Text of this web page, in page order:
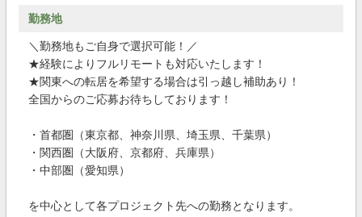
勤務地
＼勤務地もご自身で選択可能！／
★経験によりフルリモートも対応いたします！
★関東への転居を希望する場合は引っ越し補助あり！
全国からのご応募お待ちしております！
・首都圏（東京都、神奈川県、埼玉県、千葉県）
・関西圏（大阪府、京都府、兵庫県）
・中部圏（愛知県）
を中心として各プロジェクト先への勤務となります。